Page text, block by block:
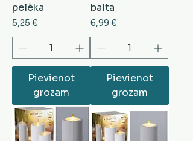
pelēka
Cena
5,25 €
Pievienot
grozam
balta
Cena
6,99 €
Pievienot
grozam